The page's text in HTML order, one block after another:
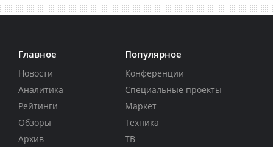
Главное
Новости
Аналитика
Рейтинги
Обзоры
Архив
Популярное
Конференции
Специальные проекты
Маркет
Техника
ТВ